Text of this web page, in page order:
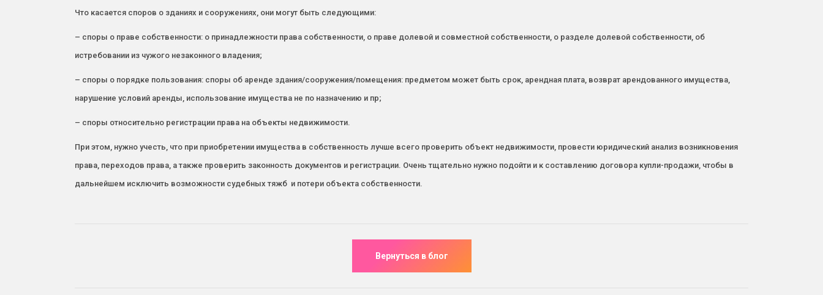
Что касается споров о зданиях и сооружениях, они могут быть следующими:
– споры о праве собственности: о принадлежности права собственности, о праве долевой и совместной собственности, о разделе долевой собственности, об
истребовании из чужого незаконного владения;
– споры о порядке пользования: споры об аренде здания/сооружения/помещения: предметом может быть срок, арендная плата, возврат арендованного имущества,
нарушение условий аренды, использование имущества не по назначению и пр;
– споры относительно регистрации права на объекты недвижимости.
При этом, нужно учесть, что при приобретении имущества в собственность лучше всего проверить объект недвижимости, провести юридический анализ возникновения
права, переходов права, а также проверить законность документов и регистрации. Очень тщательно нужно подойти и к составлению договора купли-продажи, чтобы в
дальнейшем исключить возможности судебных тяжб и потери объекта собственности.